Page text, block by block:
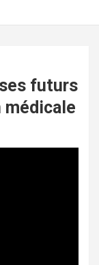
futurs